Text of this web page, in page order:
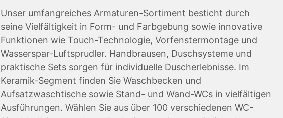
Unser umfangreiches Armaturen-Sortiment besticht durch
seine Vielfältigkeit in Form- und Farbgebung sowie innovative
Funktionen wie Touch-Technologie, Vorfenstermontage und
Wasserspar-Luftsprudler. Handbrausen, Duschsysteme und
praktische Sets sorgen für individuelle Duscherlebnisse. Im
Keramik-Segment finden Sie Waschbecken und
Aufsatzwaschtische sowie Stand- und Wand-WCs in vielfältigen
Ausführungen. Wählen Sie aus über 100 verschiedenen WC-